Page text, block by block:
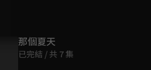
那個夏天
已完結 / 共 7 集